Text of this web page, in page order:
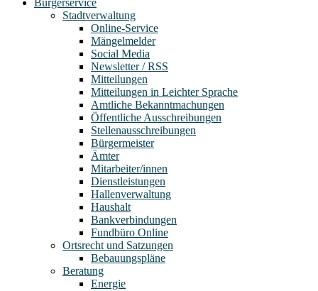
Bürgerservice
Stadtverwaltung
Online-Service
Mängelmelder
Social Media
Newsletter / RSS
Mitteilungen
Mitteilungen in Leichter Sprache
Amtliche Bekanntmachungen
Öffentliche Ausschreibungen
Stellenausschreibungen
Bürgermeister
Ämter
Mitarbeiter/innen
Dienstleistungen
Hallenverwaltung
Haushalt
Bankverbindungen
Fundbüro Online
Ortsrecht und Satzungen
Bebauungspläne
Beratung
Energie